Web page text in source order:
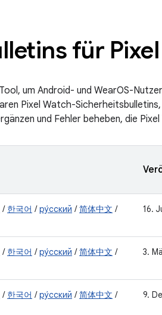
für
um Android- und WearOS-
Pixel Watch-Sicherheitsbulletins,
und Fehler beheben, die
/ 한국어 /ру́сский /简体中文 /
16.
/ 한국어 /ру́сский /简体中文 /
3.
/ 한국어 /ру́сский /简体中文 /
9.